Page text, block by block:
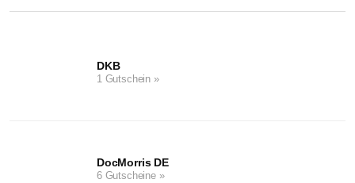
DKB
1 Gutschein »
DocMorris DE
6 Gutscheine »